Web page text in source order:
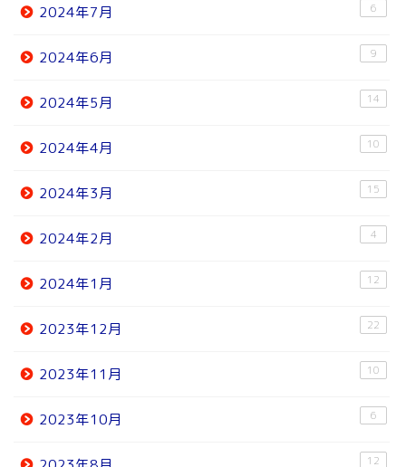
2024年7月 6
2024年6月 9
2024年5月 14
2024年4月 10
2024年3月 15
2024年2月 4
2024年1月 12
2023年12月 22
2023年11月 10
2023年10月 6
12